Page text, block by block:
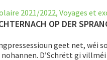
2021/2022,Voyages et
OP DER
geet net, wéi
D’Schrëtt gi